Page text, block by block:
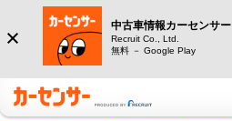
中古車情報カーセンサー
Recruit Co., Ltd.
無料 － Google Play